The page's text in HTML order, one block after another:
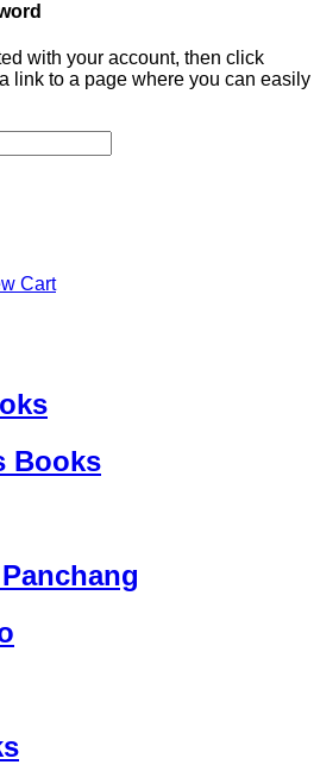
with your account, then click
link to a page where you can easily
Cart
Books